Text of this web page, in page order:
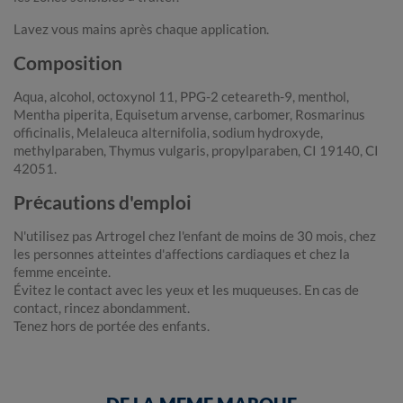
Lavez vous mains après chaque application.
Composition
Aqua, alcohol, octoxynol 11, PPG-2 ceteareth-9, menthol,
Mentha piperita, Equisetum arvense, carbomer, Rosmarinus
officinalis, Melaleuca alternifolia, sodium hydroxyde,
methylparaben, Thymus vulgaris, propylparaben, CI 19140, CI
42051.
Précautions d'emploi
N'utilisez pas Artrogel chez l'enfant de moins de 30 mois, chez
les personnes atteintes d'affections cardiaques et chez la
femme enceinte.
Évitez le contact avec les yeux et les muqueuses. En cas de
contact, rincez abondamment.
Tenez hors de portée des enfants.